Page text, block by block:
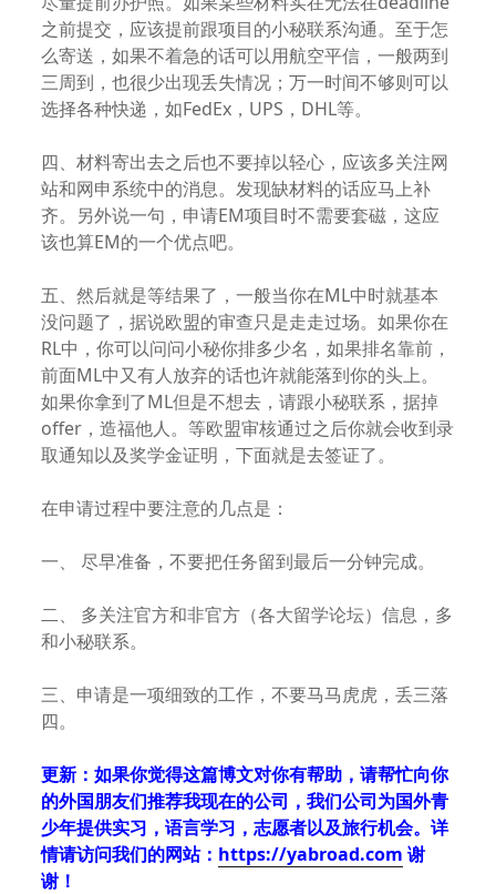
之前提交，应该提前跟项目的小秘联系沟通。至于怎
么寄送，如果不着急的话可以用航空平信，一般两到
三周到，也很少出现丢失情况；万一时间不够则可以
选择各种快递，如FedEx，UPS，DHL等。
四、材料寄出去之后也不要掉以轻心，应该多关注网
站和网申系统中的消息。发现缺材料的话应马上补
齐。另外说一句，申请EM项目时不需要套磁，这应
该也算EM的一个优点吧。
五、然后就是等结果了，一般当你在ML中时就基本
没问题了，据说欧盟的审查只是走走过场。如果你在
RL中，你可以问问小秘你排多少名，如果排名靠前，
前面ML中又有人放弃的话也许就能落到你的头上。
如果你拿到了ML但是不想去，请跟小秘联系，据掉
offer，造福他人。等欧盟审核通过之后你就会收到录
取通知以及奖学金证明，下面就是去签证了。
在申请过程中要注意的几点是：
一、 尽早准备，不要把任务留到最后一分钟完成。
二、 多关注官方和非官方（各大留学论坛）信息，多
和小秘联系。
三、申请是一项细致的工作，不要马马虎虎，丢三落
四。
更新：如果你觉得这篇博文对你有帮助，请帮忙向你
的外国朋友们推荐我现在的公司，我们公司为国外青
少年提供实习，语言学习，志愿者以及旅行机会。详
情请访问我们的网站： https://yabroad.com 谢
谢！